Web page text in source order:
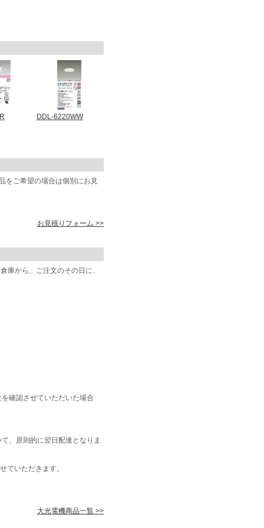
DDL-6220WW
をご希望の場合は個別にお見
お見積りフォーム >>
から、ご注文のその日に、
確認させていただいた場合
、原則的に翌日配達となりま
ていただきます。
大光電機商品一覧 >>